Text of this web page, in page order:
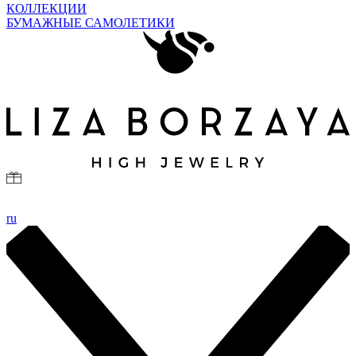
КОЛЛЕКЦИИ
БУМАЖНЫЕ САМОЛЕТИКИ
ru